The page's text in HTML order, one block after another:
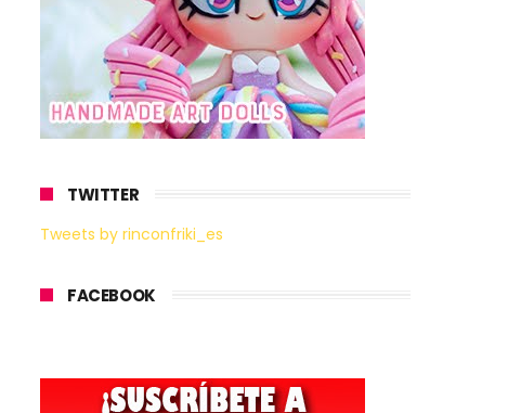
TWITTER
Tweets by rinconfriki_es
FACEBOOK